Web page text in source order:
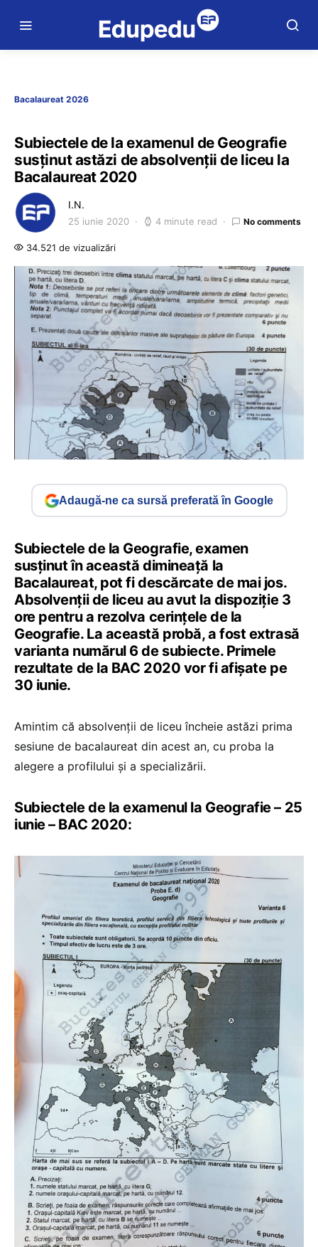
Bacalaureat 2026
Subiectele de la examenul de Geografie
susținut astăzi de absolvenții de liceu la
Bacalaureat 2020
I.N.
25 iunie 2020 4 minute read No comments
34.521 de vizualizări
Adaugă-ne ca sursă preferată în Google
Subiectele de la Geografie, examen
susținut în această dimineață la
Bacalaureat, pot fi descărcate de mai jos.
Absolvenții de liceu au avut la dispoziție 3
ore pentru a rezolva cerințele de la
Geografie. La această probă, a fost extrasă
varianta numărul 6 de subiecte. Primele
rezultate de la BAC 2020 vor fi afișate pe
30 iunie.
Amintim că absolvenții de liceu încheie astăzi prima
sesiune de bacalaureat din acest an, cu proba la
alegere a profilului și a specializării.
Subiectele de la examenul la Geografie – 25
iunie – BAC 2020: